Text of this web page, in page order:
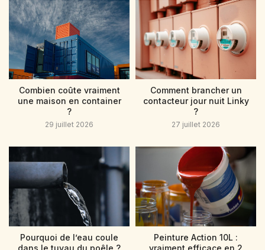
Combien coûte vraiment
une maison en container
?
29 juillet 2026
Comment brancher un
contacteur jour nuit Linky
?
27 juillet 2026
Pourquoi de l’eau coule
dans le tuyau du poêle ?
Peinture Action 10L :
vraiment efficace en 2